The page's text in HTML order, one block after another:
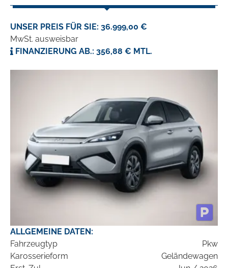
UNSER PREIS FÜR SIE: 36.999,00 €
MwSt. ausweisbar
FINANZIERUNG AB.: 356,88 € MTL.
ALLGEMEINE DATEN:
Fahrzeugtyp
Pkw
Karosserieform
Geländewagen